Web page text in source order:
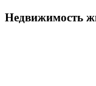
Недвижимость